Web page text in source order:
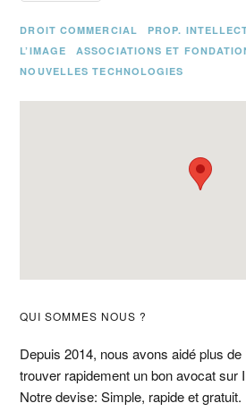
DROIT COMMERCIAL
PROP.
L’IMAGE
ASSOCIATIONS ET
NOUVELLES TECHNOLOGIES
Barre
latérale
principale
QUI SOMMES NOUS ?
Depuis 2014, nous avons aidé plus
trouver rapidement un bon avocat sur
Notre devise: Simple, rapide et gratuit.